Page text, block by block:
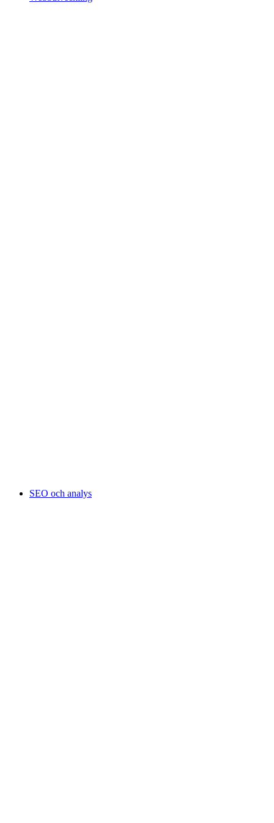
SEO och analys